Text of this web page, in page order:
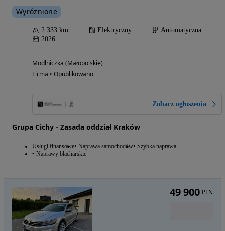
Wyróżnione
2 333 km Elektryczny
Automatyczna
2026
Modlniczka (Małopolskie)
Firma • Opublikowano
Zobacz ogłoszenia
Grupa Cichy - Zasada oddział Kraków
Usługi finansowe Naprawa samochodów Szybka naprawa
Naprawy blacharskie
49 900 PLN